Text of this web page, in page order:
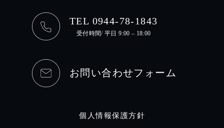
TEL 0944-78-1843
受付時間/ 平日 9:00 – 18:00
お問い合わせフォーム
個人情報保護方針